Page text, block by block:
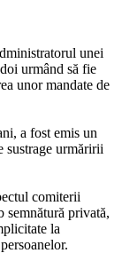
unei
urmând să fie
unor mandate de
a fost emis un
sustrage urmăririi
comiterii
privată,
la